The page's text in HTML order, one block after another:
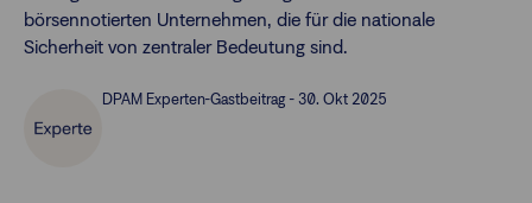
börsennotierten Unternehmen, die für die nationale
Sicherheit von zentraler Bedeutung sind.
DPAM Experten-Gastbeitrag - 30. Okt 2025